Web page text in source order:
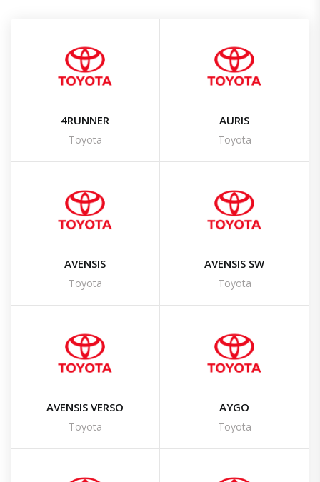
4RUNNER
Toyota
AURIS
Toyota
AVENSIS
Toyota
AVENSIS SW
Toyota
AVENSIS VERSO
Toyota
AYGO
Toyota